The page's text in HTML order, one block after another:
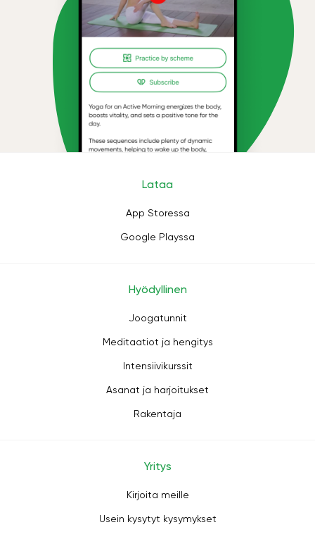
Lataa
App Storessa
Google Playssa
Hyödyllinen
Joogatunnit
Meditaatiot ja hengitys
Intensiivikurssit
Asanat ja harjoitukset
Rakentaja
Yritys
Kirjoita meille
Usein kysytyt kysymykset